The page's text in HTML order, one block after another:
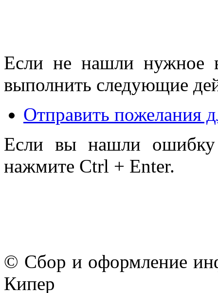
Если не нашли нужное
выполнить следующие
Отправить пожелания
Если вы нашли ошибку
нажмите Ctrl + Enter.
© Сбор и оформление
Кипер